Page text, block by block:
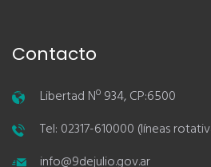
Contacto
Libertad Nº 934, CP:6500
Tel: 02317-610000 (líneas
info@9dejulio.gov.ar